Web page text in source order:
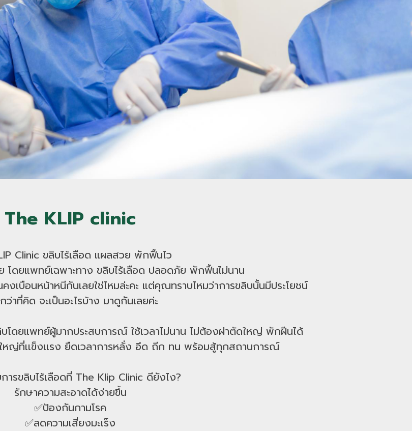
The KLIP clinic
Clinic ขลิบไร้เลือด แผลสวย พักฟื้นไว
โดยแพทย์เฉพาะทาง ขลิบไร้เลือด ปลอดภัย พักฟื้นไม่นาน
บือนหน้าหนีกันเลยใช่ไหมล่ะคะ แต่คุณทราบไหมว่าการขลิบนั้นมีประโยชน์
ว่าที่คิด จะเป็นอะไรบ้าง มาดูกันเลยค่ะ
โดยแพทย์ผู้มากประสบการณ์ ใช้เวลาไม่นาน ไม่ต้องผ่าตัดใหญ่ พักฝืนได้
หญ่ที่เเข็งเเรง ยืดเวลาการหลั่ง อึด ถีก ทน พร้อมสู้ทุกสถานการณ์
ารขลิบไร้เลือดที่ The Klip Clinic ดียังไง?
รักษาความสะอาดได้ง่ายขึ้น
✅ป้องกันกามโรค
✅ลดความเสี่ยงมะเร็ง